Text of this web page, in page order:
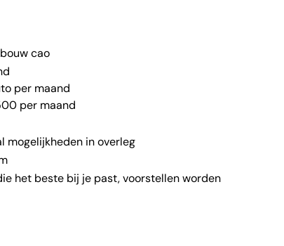
cao
per maand
per maand
in overleg
het beste bij je past, voorstellen worden